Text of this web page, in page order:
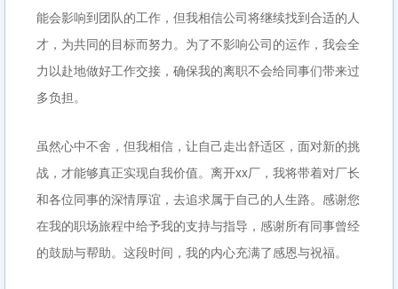
能会影响到团队的工作，但我相信公司将继续找到合适的人
才，为共同的目标而努力。为了不影响公司的运作，我会全
力以赴地做好工作交接，确保我的离职不会给同事们带来过
多负担。
虽然心中不舍，但我相信，让自己走出舒适区，面对新的挑
战，才能够真正实现自我价值。离开xx厂，我将带着对厂长
和各位同事的深情厚谊，去追求属于自己的人生路。感谢您
在我的职场旅程中给予我的支持与指导，感谢所有同事曾经
的鼓励与帮助。这段时间，我的内心充满了感恩与祝福。